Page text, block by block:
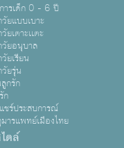
รเด็ก 0 - 6 ปี
วัยแบบเบาะ
ยเตาะเเตะ
วัยอนุบาล
ยเรียน
วัยรุ่น
กรัก
ก
ร์ประสบการณ์
ารแพทย์เมืองไทย
ตล์